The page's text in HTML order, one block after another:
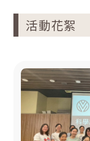
活動花絮